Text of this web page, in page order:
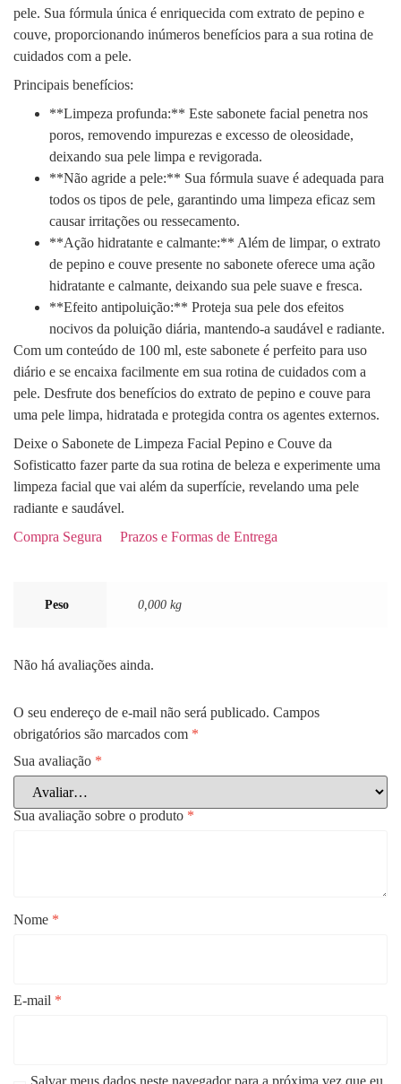
pele. Sua fórmula única é enriquecida com extrato de pepino e
couve, proporcionando inúmeros benefícios para a sua rotina de
cuidados com a pele.
Principais benefícios:
**Limpeza profunda:** Este sabonete facial penetra nos
poros, removendo impurezas e excesso de oleosidade,
deixando sua pele limpa e revigorada.
**Não agride a pele:** Sua fórmula suave é adequada para
todos os tipos de pele, garantindo uma limpeza eficaz sem
causar irritações ou ressecamento.
**Ação hidratante e calmante:** Além de limpar, o extrato
de pepino e couve presente no sabonete oferece uma ação
hidratante e calmante, deixando sua pele suave e fresca.
**Efeito antipoluição:** Proteja sua pele dos efeitos
nocivos da poluição diária, mantendo-a saudável e radiante.
Com um conteúdo de 100 ml, este sabonete é perfeito para uso
diário e se encaixa facilmente em sua rotina de cuidados com a
pele. Desfrute dos benefícios do extrato de pepino e couve para
uma pele limpa, hidratada e protegida contra os agentes externos.
Deixe o Sabonete de Limpeza Facial Pepino e Couve da
Sofisticatto fazer parte da sua rotina de beleza e experimente uma
limpeza facial que vai além da superfície, revelando uma pele
radiante e saudável.
Compra Segura
Prazos e Formas de Entrega
Peso 0,000 kg
Não há avaliações ainda.
O seu endereço de e-mail não será publicado. Campos
obrigatórios são marcados com *
Sua avaliação *
Sua avaliação sobre o produto *
Nome *
E-mail *